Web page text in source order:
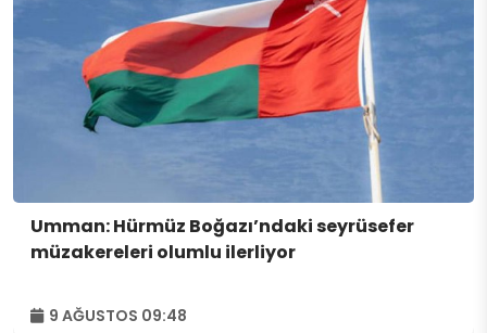
Umman: Hürmüz Boğazı’ndaki seyrüsefer
müzakereleri olumlu ilerliyor
9 AĞUSTOS 09:48